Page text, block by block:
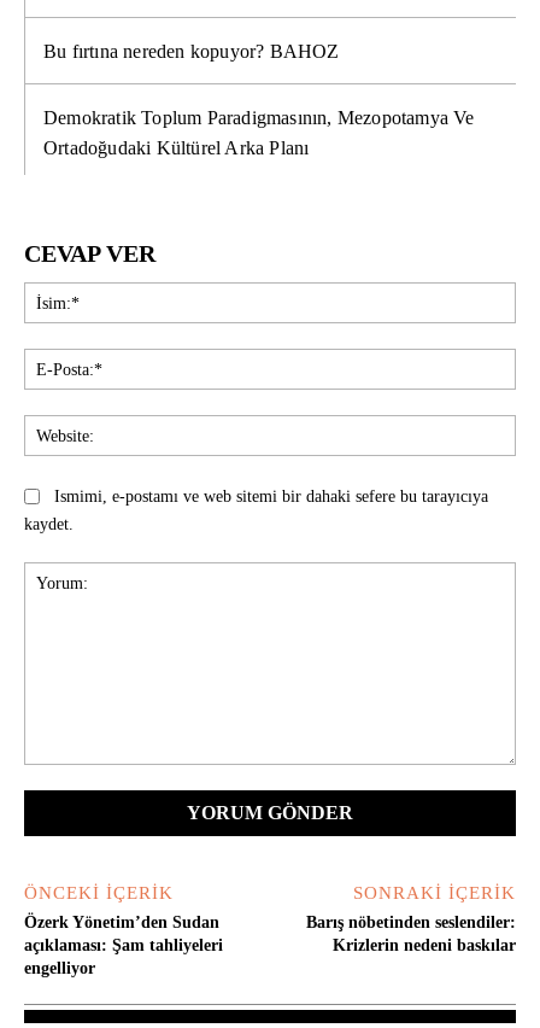
Bu fırtına nereden kopuyor? BAHOZ
Demokratik Toplum Paradigmasının, Mezopotamya Ve
Ortadoğudaki Kültürel Arka Planı
CEVAP VER
Ismimi, e-postamı ve web sitemi bir dahaki sefere bu tarayıcıya
kaydet.
ÖNCEKI İÇERIK
Özerk Yönetim’den Sudan
açıklaması: Şam tahliyeleri
engelliyor
SONRAKI İÇERIK
Barış nöbetinden seslendiler:
Krizlerin nedeni baskılar